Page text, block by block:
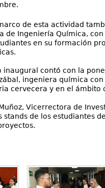
de esta actividad
de Ingeniería Química,
en su formación
inaugural contó con la
ingeniera química
cervecera y en el ámbito
Vicerrectora de
de los estudiantes